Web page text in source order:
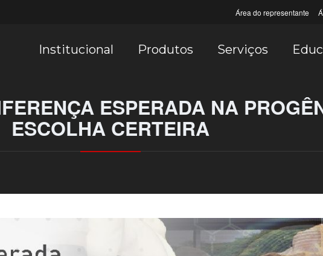
Área do representante
Institucional Produtos Serviços
ESPERADA NA
ESCOLHA CERTEIRA